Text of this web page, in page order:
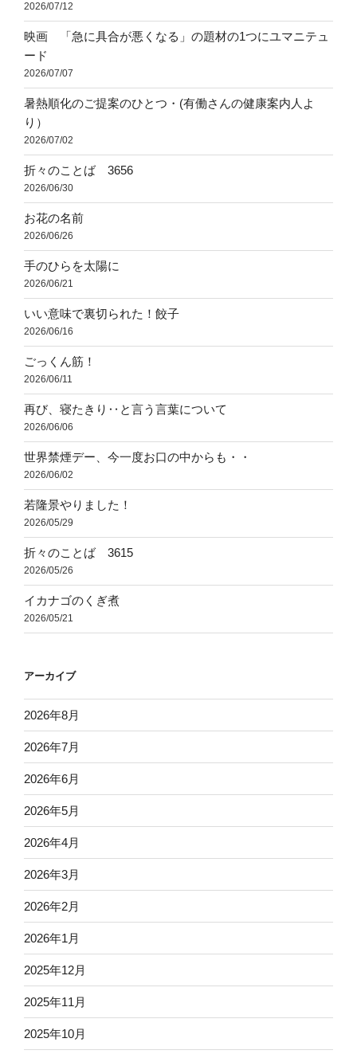
2026/07/12
映画 「急に具合が悪くなる」の題材の1つにユマニテュ
ード
2026/07/07
暑熱順化のご提案のひとつ・(有働さんの健康案内人よ
り）
2026/07/02
折々のことば 3656
2026/06/30
お花の名前
2026/06/26
手のひらを太陽に
2026/06/21
いい意味で裏切られた！餃子
2026/06/16
ごっくん筋！
2026/06/11
再び、寝たきり‥と言う言葉について
2026/06/06
世界禁煙デー、今一度お口の中からも・・
2026/06/02
若隆景やりました！
2026/05/29
折々のことば 3615
2026/05/26
イカナゴのくぎ煮
2026/05/21
アーカイブ
2026年8月
2026年7月
2026年6月
2026年5月
2026年4月
2026年3月
2026年2月
2026年1月
2025年12月
2025年11月
2025年10月